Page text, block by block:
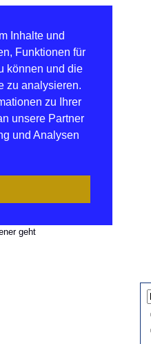
Inhalte und
Funktionen für
können und die
zu analysieren.
zu Ihrer
unsere Partner
und Analysen
geht